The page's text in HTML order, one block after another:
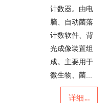
计数器。由电
脑、自动菌落
计数软件、背
光成像装置组
成。主要用于
微生物、菌...
详细...